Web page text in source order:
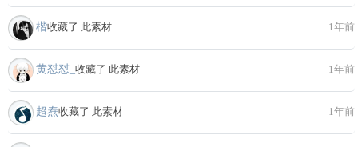
楷收藏了 此素材 1年前
黄怼怼_ 收藏了 此素材 1年前
超焘收藏了 此素材 1年前